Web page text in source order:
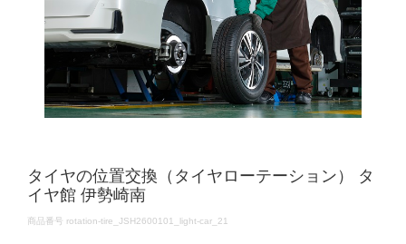
タイヤの位置交換（タイヤローテーション） タ
イヤ館 伊勢崎南
DETAILS
商品番号 rotation-tire_JSH2600101_light-car_21